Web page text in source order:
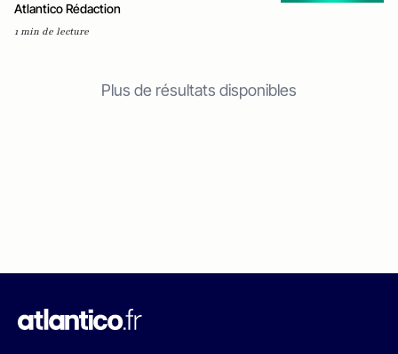
Atlantico Rédaction
1 min de lecture
Plus de résultats disponibles